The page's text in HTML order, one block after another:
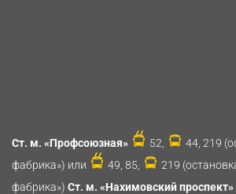
Ст. м. «Профсоюзная» 52,
44, 219
фабрика») или
49, 85,
219
фабрика») Ст. м. «Нахимовский проспект»